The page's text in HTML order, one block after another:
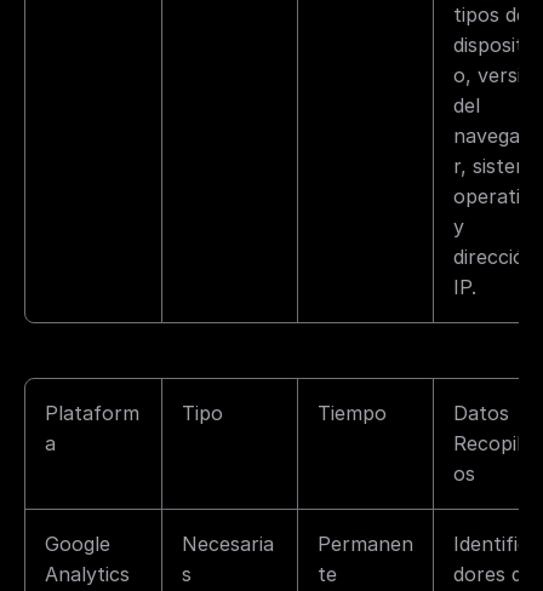
tipos de
dispositiv
o,
del
navegado
r, sistema
operativo
y
dirección
IP.
Plataform
a
Tipo Tiempo
Datos
Recopilad
os
Google
Analytics
Necesaria
s
Permanen
te
Identifica
dores de